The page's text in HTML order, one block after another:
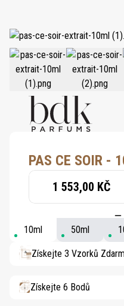
PAS CE SOIR -
1 553,00 KČ
10ml 50ml
Získejte 3 Vzorků
Získejte 6 Bodů